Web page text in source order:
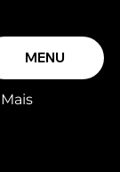
MENU
Mais